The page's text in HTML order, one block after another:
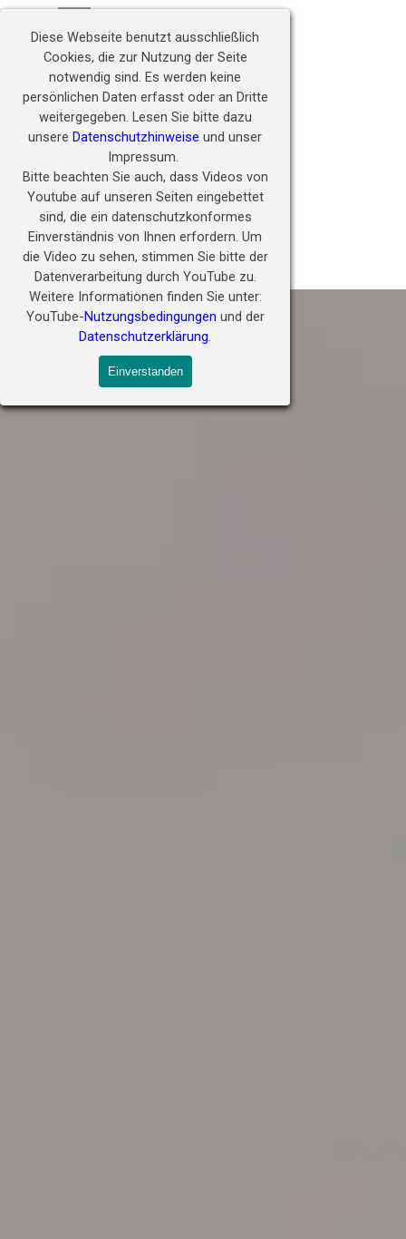
Diese Webseite benutzt ausschließlich
Cookies, die zur Nutzung der Seite
notwendig sind. Es werden keine
persönlichen Daten erfasst oder an Dritte
weitergegeben. Lesen Sie bitte dazu
unsere Datenschutzhinweise und unser
Impressum.
Bitte beachten Sie auch, dass Videos von
Youtube auf unseren Seiten eingebettet
sind, die ein datenschutzkonformes
Einverständnis von Ihnen erfordern. Um
die Video zu sehen, stimmen Sie bitte der
Datenverarbeitung durch YouTube zu.
Weitere Informationen finden Sie unter:
YouTube-Nutzungsbedingungen und der
Datenschutzerklärung.
Einverstanden
Direkt zum Seiteninhalt
Zukunft ermöglichen
Volunteers Lehnhardt Stiftung